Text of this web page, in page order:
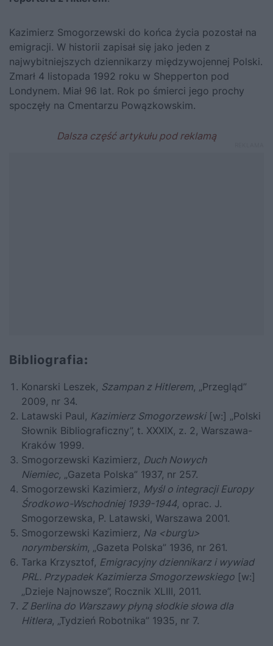
Kazimierz Smogorzewski do końca życia pozostał na
emigracji. W historii zapisał się jako jeden z
najwybitniejszych dziennikarzy międzywojennej Polski.
Zmarł 4 listopada 1992 roku w Shepperton pod
Londynem. Miał 96 lat. Rok po śmierci jego prochy
spoczęły na Cmentarzu Powązkowskim.
Bibliografia:
Konarski Leszek, Szampan z Hitlerem, „Przegląd”
2009, nr 34.
Latawski Paul, Kazimierz Smogorzewski[w:] „Polski
Słownik Bibliograficzny”, t. XXXIX, z. 2, Warszawa-
Kraków 1999.
Smogorzewski Kazimierz, Duch Nowych
Niemiec, „Gazeta Polska” 1937, nr 257.
Smogorzewski Kazimierz, Myśl o integracji Europy
Środkowo-Wschodniej 1939-1944, oprac. J.
Smogorzewska, P. Latawski, Warszawa 2001.
Smogorzewski Kazimierz, Na <burg’u>
norymberskim, „Gazeta Polska” 1936, nr 261.
Tarka Krzysztof, Emigracyjny dziennikarz i wywiad
PRL. Przypadek Kazimierza Smogorzewskiego [w:]
„Dzieje Najnowsze”, Rocznik XLIII, 2011.
Z Berlina do Warszawy płyną słodkie słowa dla
Hitlera, „Tydzień Robotnika” 1935, nr 7.